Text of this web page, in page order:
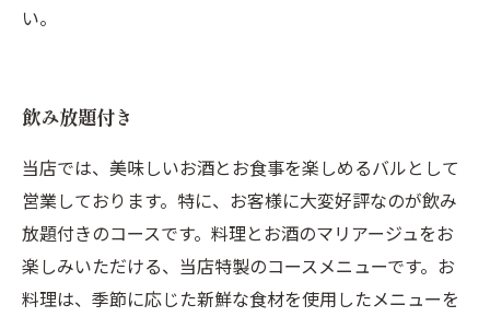
い。
飲み放題付き
当店では、美味しいお酒とお食事を楽しめるバルとして
営業しております。特に、お客様に大変好評なのが飲み
放題付きのコースです。料理とお酒のマリアージュをお
楽しみいただける、当店特製のコースメニューです。お
料理は、季節に応じた新鮮な食材を使用したメニューを